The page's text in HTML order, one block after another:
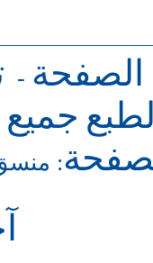
الصفحة -
: